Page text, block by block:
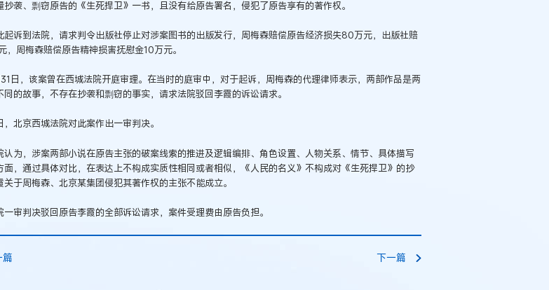
抄袭、剽窃原告的《生死捍卫》一书，且没有给原告署名，侵犯了原告享有的著作权。
起诉到法院，请求判令出版社停止对涉案图书的出版发行，周梅森赔偿原告经济损失80万元，出版社赔
，周梅森赔偿原告精神损害抚慰金10万元。
日，该案曾在西城法院开庭审理。在当时的庭审中，对于起诉，周梅森的代理律师表示，两部作品是两
同的故事，不存在抄袭和剽窃的事实，请求法院驳回李霞的诉讼请求。
，北京西城法院对此案作出一审判决。
认为，涉案两部小说在原告主张的破案线索的推进及逻辑编排、角色设置、人物关系、情节、具体描写
面，通过具体对比，在表达上不构成实质性相同或者相似，《人民的名义》不构成对《生死捍卫》的抄
关于周梅森、北京某集团侵犯其著作权的主张不能成立。
一审判决驳回原告李霞的全部诉讼请求，案件受理费由原告负担。
篇 下一篇